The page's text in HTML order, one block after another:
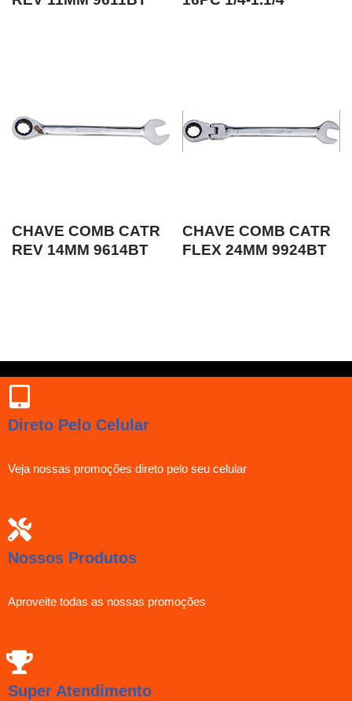
CHAVE COMB CATR
REV 14MM 9614BT
CHAVE COMB CATR
FLEX 24MM 9924BT
Direto Pelo Celular
Veja nossas promoções direto pelo seu celular
Nossos Produtos
Aproveite todas as nossas promoções
Super Atendimento